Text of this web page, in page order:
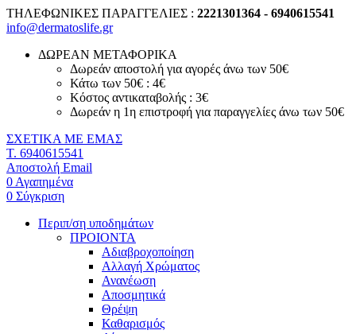
ΤΗΛΕΦΩΝΙΚΕΣ ΠΑΡΑΓΓΕΛΙΕΣ : 2221301364 - 6940615541
info@dermatoslife.gr
ΔΩΡΕΑΝ ΜΕΤΑΦΟΡΙΚΑ
Δωρεάν αποστολή για αγορές άνω των 50€
Κάτω των 50€ : 4€
Κόστος αντικαταβολής : 3€
Δωρεάν η 1η επιστροφή για παραγγελίες άνω των 50€
ΣΧΕΤΙΚΑ ΜΕ ΕΜΑΣ
T. 6940615541
Αποστολή Email
0 Αγαπημένα
0 Σύγκριση
Περιπ/ση υποδημάτων
ΠΡΟΙΟΝΤΑ
Αδιαβροχοποίηση
Αλλαγή Χρώματος
Ανανέωση
Αποσμητικά
Θρέψη
Καθαρισμός